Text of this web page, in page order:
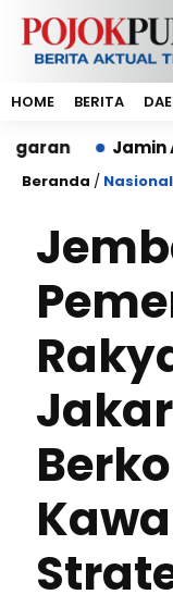
HOME BERITA
Jamin Akses
Beranda / Nasional